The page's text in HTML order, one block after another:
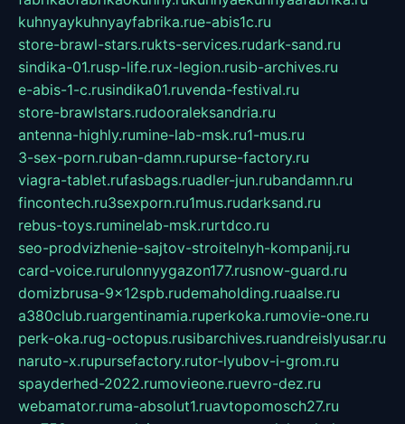
kuhnyaykuhnyayfabrika.rue-abis1c.ru
store-brawl-stars.rukts-services.rudark-sand.ru
sindika-01.rusp-life.rux-legion.rusib-archives.ru
e-abis-1-c.rusindika01.ruvenda-festival.ru
store-brawlstars.rudooraleksandria.ru
antenna-highly.rumine-lab-msk.ru1-mus.ru
3-sex-porn.ruban-damn.rupurse-factory.ru
viagra-tablet.rufasbags.ruadler-jun.rubandamn.ru
fincontech.ru3sexporn.ru1mus.rudarksand.ru
rebus-toys.ruminelab-msk.rurtdco.ru
seo-prodvizhenie-sajtov-stroitelnyh-kompanij.ru
card-voice.rurulonnyygazon177.rusnow-guard.ru
domizbrusa-9x12spb.rudemaholding.ruaalse.ru
a380club.ruargentinamia.ruperkoka.rumovie-one.ru
perk-oka.rug-octopus.rusibarchives.ruandreislyusar.ru
naruto-x.rupursefactory.rutor-lyubov-i-grom.ru
spayderhed-2022.rumovieone.ruevro-dez.ru
webamator.ruma-absolut1.ruavtopomosch27.ru